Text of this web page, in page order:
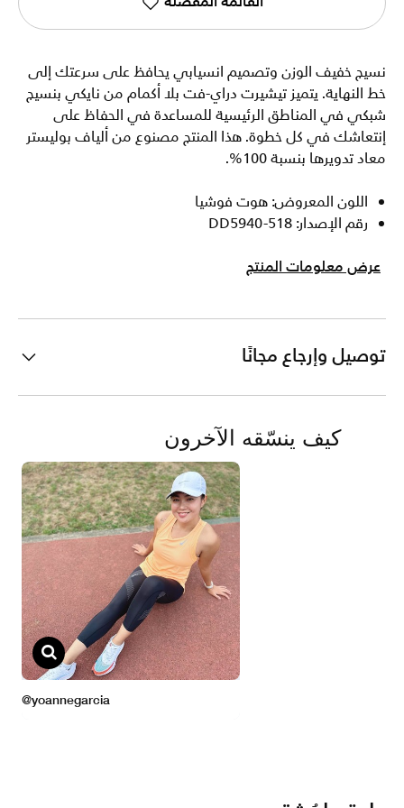
نسيج خفيف الوزن وتصميم انسيابي يحافظ على سرعتك إلى
خط النهاية. يتميز تيشيرت دراي-فت بلا أكمام من نايكي بنسيج
شبكي في المناطق الرئيسية للمساعدة في الحفاظ على
إنتعاشك في كل خطوة. هذا المنتج مصنوع من ألياف بوليستر
معاد تدويرها بنسبة 100%.
اللون المعروض: هوت فوشيا
رقم الإصدار: DD5940-518
عرض معلومات المنتج
توصيل وإرجاع مجانًا